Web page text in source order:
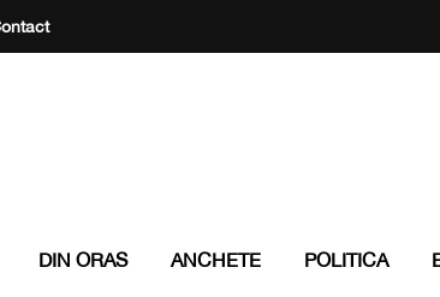
DIN ORAS ANCHETE POLITICA